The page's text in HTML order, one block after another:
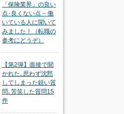
「保険業界」の良い
点･良くない点 – 働
いている人に聞いて
みました！（転職の
参考にどうぞ）
【第2弾】面接で聞
かれた､思わず沈黙
してしまった鋭い質
問､苦笑した質問15
件